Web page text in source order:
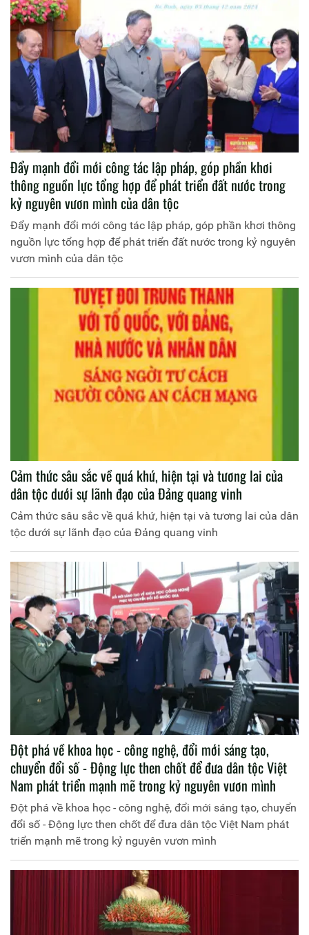
Đẩy mạnh đổi mới công tác lập pháp, góp phần khơi
thông nguồn lực tổng hợp để phát triển đất nước trong
kỷ nguyên vươn mình của dân tộc
Đẩy mạnh đổi mới công tác lập pháp, góp phần khơi thông
nguồn lực tổng hợp để phát triển đất nước trong kỷ nguyên
vươn mình của dân tộc
Cảm thức sâu sắc về quá khứ, hiện tại và tương lai của
dân tộc dưới sự lãnh đạo của Đảng quang vinh
Cảm thức sâu sắc về quá khứ, hiện tại và tương lai của dân
tộc dưới sự lãnh đạo của Đảng quang vinh
Đột phá về khoa học - công nghệ, đổi mới sáng tạo,
chuyển đổi số - Động lực then chốt để đưa dân tộc Việt
Nam phát triển mạnh mẽ trong kỷ nguyên vươn mình
Đột phá về khoa học - công nghệ, đổi mới sáng tạo, chuyển
đổi số - Động lực then chốt để đưa dân tộc Việt Nam phát
triển mạnh mẽ trong kỷ nguyên vươn mình